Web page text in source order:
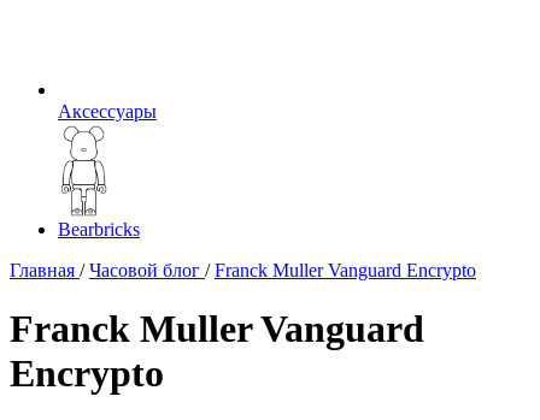
Аксессуары
Bearbricks
Главная /Часовой блог /Franck Muller Vanguard Encrypto
Franck Muller Vanguard
Encrypto